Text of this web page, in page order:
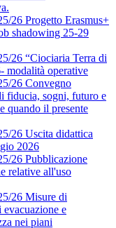
26 Progetto Erasmus+
shadowing 25-29
26 “Ciociaria Terra di
modalità operative
26 Convegno
fiducia, sogni, futuro e
quando il presente
26 Uscita didattica
2026
26 Pubblicazione
relative all'uso
26 Misure di
e
nei piani